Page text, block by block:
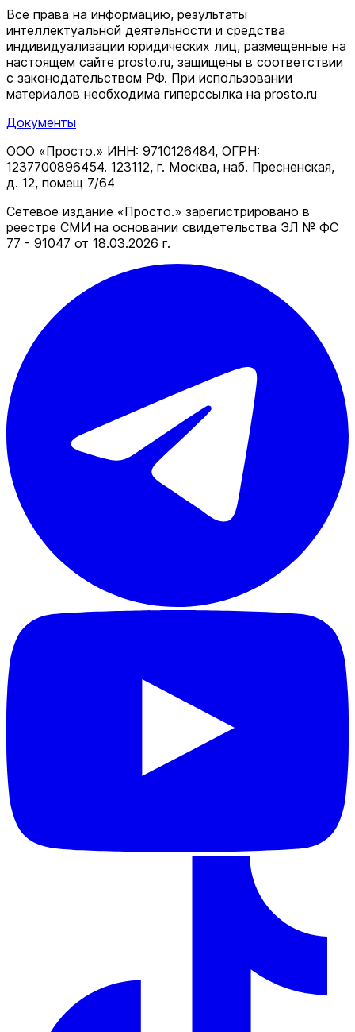
Все права на информацию, результаты
интеллектуальной деятельности и средства
индивидуализации юридических лиц, размещенные на
настоящем сайте prosto.ru, защищены в соответствии
c законодательством РФ. При использовании
материалов необходима гиперссылка на prosto.ru
Документы
ООО «Просто.» ИНН: 9710126484, ОГРН:
1237700896454. 123112, г. Москва, наб. Пресненская,
д. 12, помещ 7/64
Сетевое издание «Просто.» зарегистрировано в
реестре СМИ на основании свидетельства ЭЛ № ФС
77 - 91047 от 18.03.2026 г.